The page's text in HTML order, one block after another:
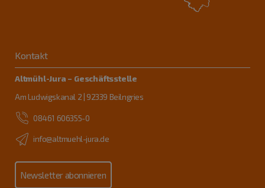
Kontakt
Altmühl-Jura – Geschäftsstelle
Am Ludwigskanal 2 | 92339 Beilngries
08461 606355-0
info@altmuehl-jura.de
Newsletter abonnieren